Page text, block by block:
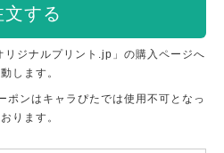
文する
ジナルプリント.jp」の購入ページへ
します。
ポンはキャラぴたでは使用不可となっ
ります。